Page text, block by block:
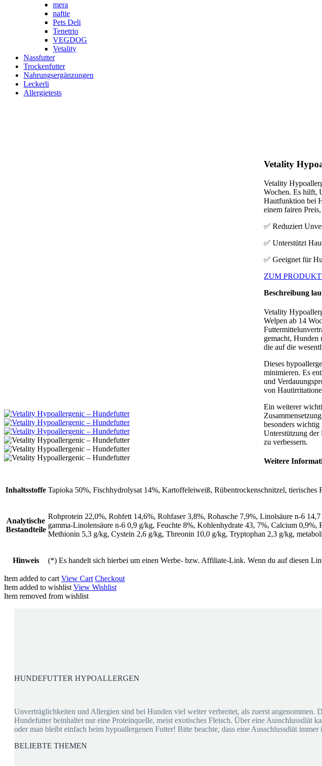
mera
naftie
Pets Deli
Tenetrio
VEGDOG
Vetality
Nassfutter
Trockenfutter
Nahrungsergänzungen
Leckerli
Allergietests
Vetality
Vetality
Wochen. Es hilft,
Hautfunktion bei
einem fairen
✅ Reduziert
✅ Unterstützt
✅ Geeignet für
ZUM
Beschreibung
Vetality
Welpen ab 14
gemacht, Hunden
die auf die
Dieses
minimieren. Es
und
von
Ein weiterer
besonders
Unterstützung der
zu verbessern.
Weitere
Inhaltsstoffe Tapioka 50%, Fischhydrolysat 14%, Kartoffeleiweiß, Rübentrockenschnitzel,
Analytische
Bestandteile
Rohprotein 22,0%, Rohfett 14,6%, Rohfaser 3,8%, Rohasche 7,9%, Linolsäure n-6
gamma-Linolensäure n-6 0,9 g/kg, Feuchte 8%, Kohlenhydrate 43, 7%, Calcium
Methionin 5,3 g/kg, Cystein 2,6 g/kg, Threonin 10,0 g/kg, Tryptophan 2,3 g/kg,
Hinweis (*) Es handelt sich hierbei um einen Werbe- bzw. Affiliate-Link. Wenn du auf diesen
Item added to cart View Cart Checkout
Item added to wishlist View Wishlist
Item removed from wishlist
HUNDEFUTTER HYPOALLERGEN
Unverträglichkeiten und Allergien sind bei Hunden viel weiter verbreitet, als zuerst
Hundefutter beinhaltet nur eine Proteinquelle, meist exotisches Fleisch. Über eine Ausschlussdiät
oder man bleibt einfach beim hypoallergenen Futter! Bitte beachte, dass eine Ausschlussdiät
BELIEBTE THEMEN